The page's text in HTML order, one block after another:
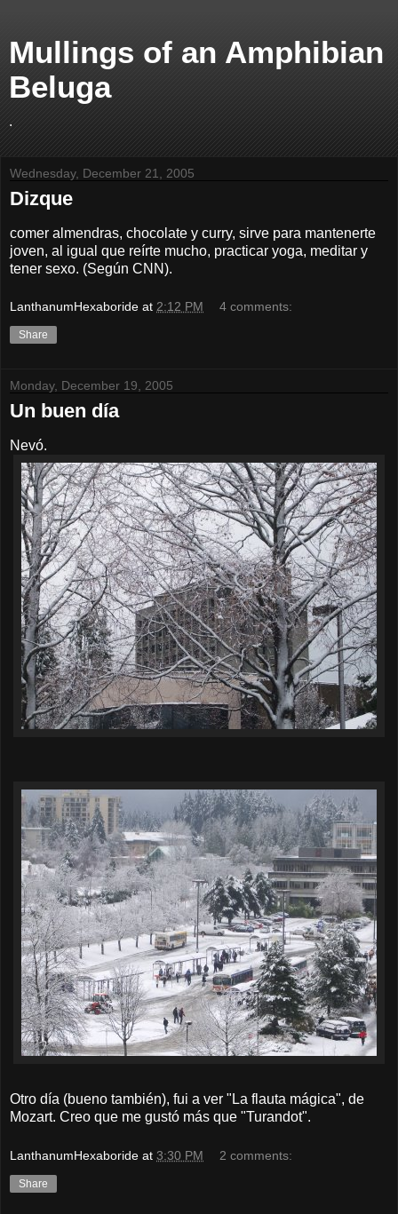
Mullings of an Amphibian
Beluga
.
Wednesday, December 21, 2005
Dizque
comer almendras, chocolate y curry, sirve para mantenerte
joven, al igual que reírte mucho, practicar yoga, meditar y
tener sexo. (Según CNN).
LanthanumHexaboride at 2:12 PM 4 comments:
Share
Monday, December 19, 2005
Un buen día
Nevó.
Otro día (bueno también), fui a ver "La flauta mágica", de
Mozart. Creo que me gustó más que "Turandot".
LanthanumHexaboride at 3:30 PM 2 comments:
Share